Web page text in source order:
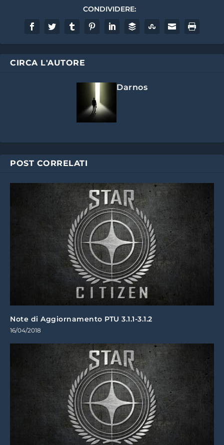
CONDIVIDERE:
CIRCA L'AUTORE
Darnos
POST CORRELATI
Note di Aggiornamento PTU 3.1.1-3.1.2
16/04/2018